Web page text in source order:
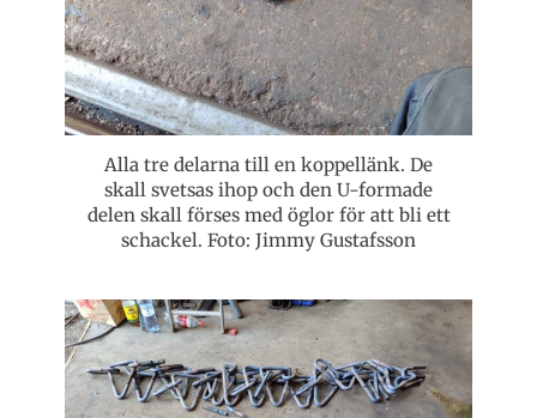
Alla tre delarna till en koppellänk. De
skall svetsas ihop och den U-formade
delen skall förses med öglor för att bli ett
schackel. Foto: Jimmy Gustafsson